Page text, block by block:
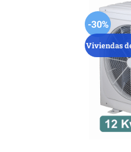
-30%
Viviendas